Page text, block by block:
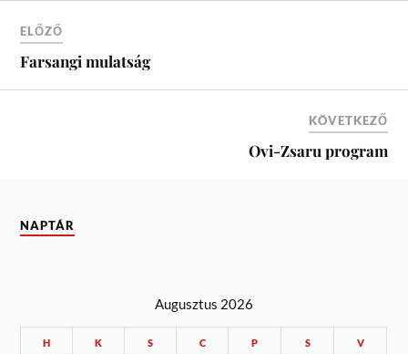
ELŐZŐ
Farsangi mulatság
KÖVETKEZŐ
Ovi-Zsaru program
NAPTÁR
Augusztus 2026
H K S C P S V